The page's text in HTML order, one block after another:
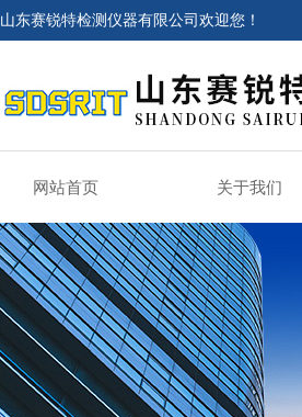
山东赛锐特检测仪器有限公司欢迎您！
网站首页 关于我们